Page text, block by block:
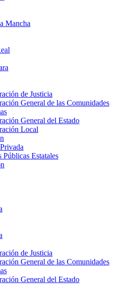
Mancha
de Justicia
General de las Comunidades
General del Estado
Local
Públicas Estatales
de Justicia
General de las Comunidades
General del Estado